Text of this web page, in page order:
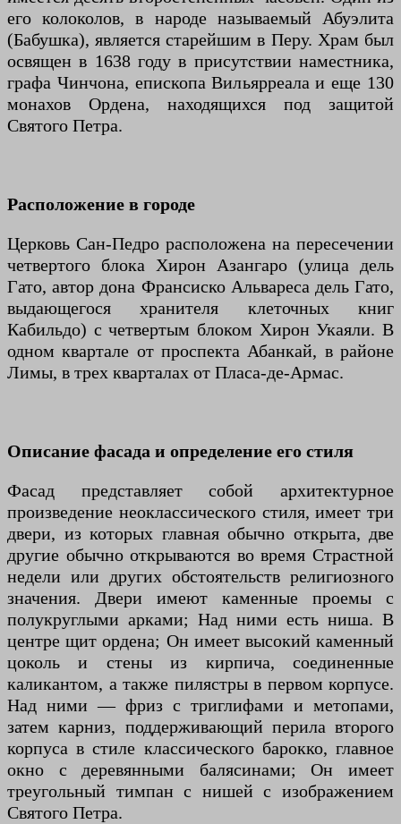
его колоколов, в народе называемый Абуэлита
(Бабушка), является старейшим в Перу. Храм был
освящен в 1638 году в присутствии наместника,
графа Чинчона, епископа Вильярреала и еще 130
монахов Ордена, находящихся под защитой
Святого Петра.
Расположение в городе
Церковь Сан-Педро расположена на пересечении
четвертого блока Хирон Азангаро (улица дель
Гато, автор дона Франсиско Альвареса дель Гато,
выдающегося хранителя клеточных книг
Кабильдо) с четвертым блоком Хирон Укаяли. В
одном квартале от проспекта Абанкай, в районе
Лимы, в трех кварталах от Пласа-де-Армас.
Описание фасада и определение его стиля
Фасад представляет собой архитектурное
произведение неоклассического стиля, имеет три
двери, из которых главная обычно открыта, две
другие обычно открываются во время Страстной
недели или других обстоятельств религиозного
значения. Двери имеют каменные проемы с
полукруглыми арками; Над ними есть ниша. В
центре щит ордена; Он имеет высокий каменный
цоколь и стены из кирпича, соединенные
каликантом, а также пилястры в первом корпусе.
Над ними — фриз с триглифами и метопами,
затем карниз, поддерживающий перила второго
корпуса в стиле классического барокко, главное
окно с деревянными балясинами; Он имеет
треугольный тимпан с нишей с изображением
Святого Петра.